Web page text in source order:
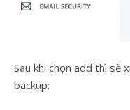
Sau khi chọn add thì sẽ
backup: